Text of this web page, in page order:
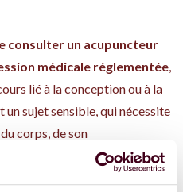
consulter un acupuncteur
médicale réglementée
lié à la conception ou à la
sujet sensible, qui nécessite
corps, de son
enjeux médicaux en parallèle.